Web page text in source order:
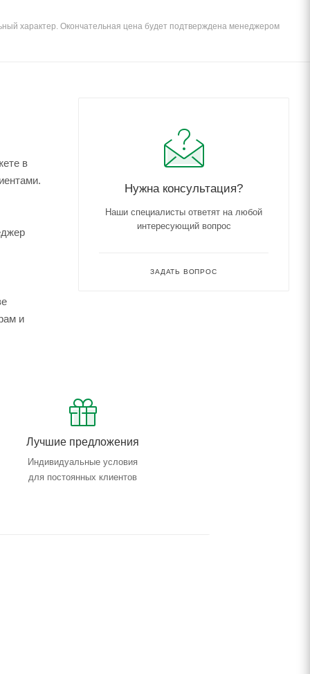
характер. Окончательная цена будет подтверждена менеджером
в
и
Лучшие предложения
Индивидуальные условия
для постоянных клиентов
Нужна консультация?
Наши специалисты ответят на любой
интересующий вопрос
ЗАДАТЬ ВОПРОС